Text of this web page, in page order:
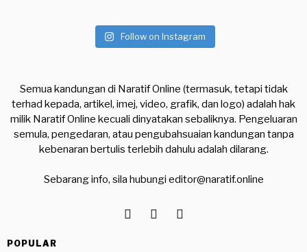
Follow on Instagram
Semua kandungan di Naratif Online (termasuk, tetapi tidak
terhad kepada, artikel, imej, video, grafik, dan logo) adalah hak
milik Naratif Online kecuali dinyatakan sebaliknya. Pengeluaran
semula, pengedaran, atau pengubahsuaian kandungan tanpa
kebenaran bertulis terlebih dahulu adalah dilarang.
Sebarang info, sila hubungi editor@naratif.online
POPULAR